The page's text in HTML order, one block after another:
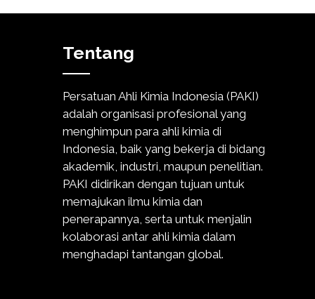
Tentang
Persatuan Ahli Kimia Indonesia (PAKI)
adalah organisasi profesional yang
menghimpun para ahli kimia di
Indonesia, baik yang bekerja di bidang
akademik, industri, maupun penelitian.
PAKI didirikan dengan tujuan untuk
memajukan ilmu kimia dan
penerapannya, serta untuk menjalin
kolaborasi antar ahli kimia dalam
menghadapi tantangan global.